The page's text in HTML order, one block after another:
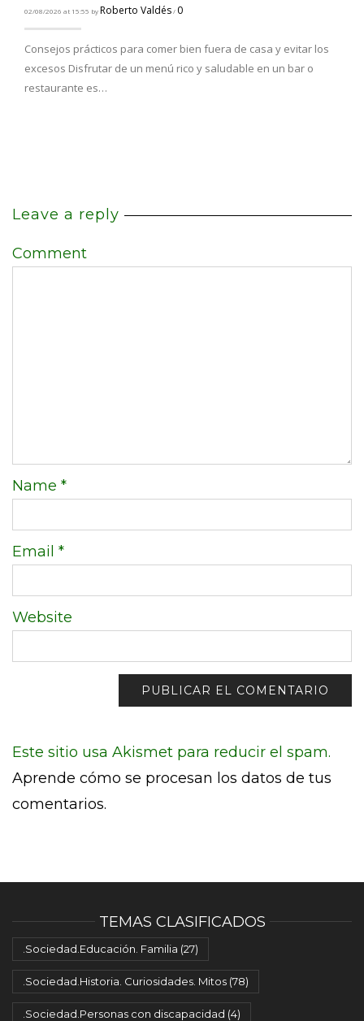
02/08/2026 at 15:55 byRoberto Valdés/ 0
Consejos prácticos para comer bien fuera de casa y evitar los
excesos Disfrutar de un menú rico y saludable en un bar o
restaurante es…
Leave a reply
Comment
Name *
Email *
Website
Este sitio usa Akismet para reducir el spam.
Aprende cómo se procesan los datos de tus
comentarios.
TEMAS CLASIFICADOS
.Sociedad.Educación. Familia (27)
.Sociedad.Historia. Curiosidades. Mitos (78)
.Sociedad.Personas con discapacidad (4)